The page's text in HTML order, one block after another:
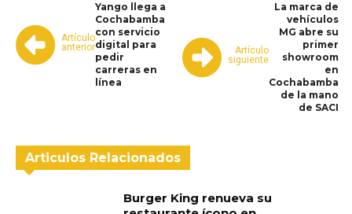
Artículo
anterior
Yango llega a
Cochabamba
con servicio
digital para
pedir
carreras en
línea
Artículo
siguiente
La marca de
vehículos
MG abre su
primer
showroom
en
Cochabamba
de la mano
de SACI
Articulos Relacionados
Burger King renueva su